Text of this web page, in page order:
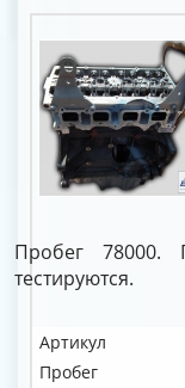
Пробег 78000.
тестируются.
Артикул
Пробег